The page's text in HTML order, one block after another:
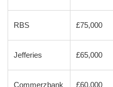
RBS £75,000
Jefferies £65,000
Commerzbank £60,000